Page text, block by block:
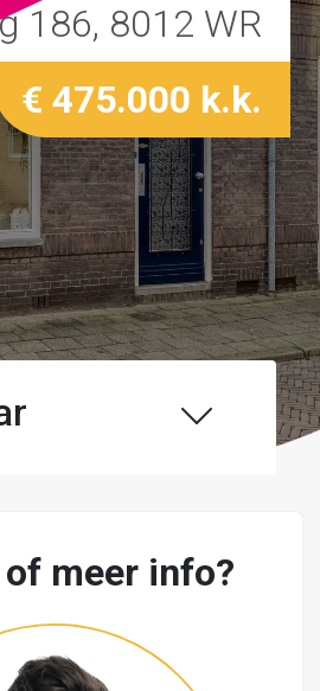
186, 8012 WR
€ 475.000 k.k.
meer info?